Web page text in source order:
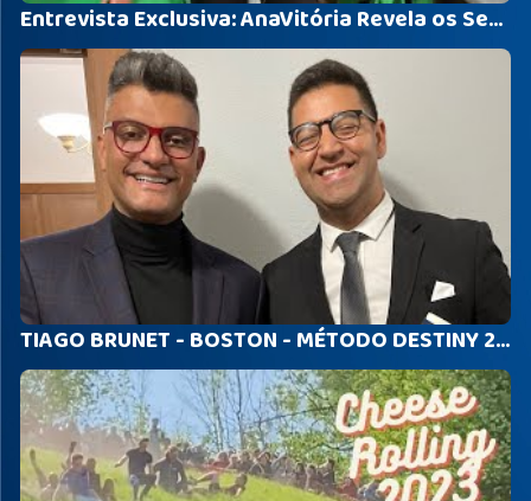
Entrevista Exclusiva: AnaVitória Revela os Segredos por Trás de Seu Sucesso no Jazz Cafe de Londres!
TIAGO BRUNET - BOSTON - MÉTODO DESTINY 2023 - COMO ALAVANCAR SEU MÁXIMO POTENCIAL?